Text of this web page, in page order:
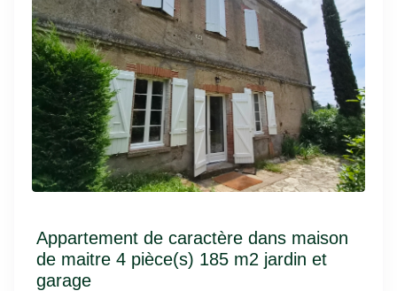
Appartement de caractère dans maison
de maitre 4 pièce(s) 185 m2 jardin et
garage